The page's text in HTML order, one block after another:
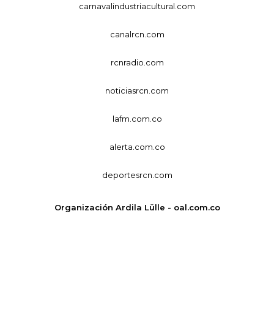
carnavalindustriacultural.com
canalrcn.com
rcnradio.com
noticiasrcn.com
lafm.com.co
alerta.com.co
deportesrcn.com
Organización Ardila Lülle - oal.com.co